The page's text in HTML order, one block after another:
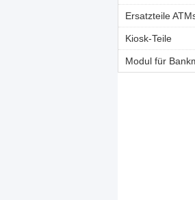
Ersatzteile
Kiosk-Teile
Modul für